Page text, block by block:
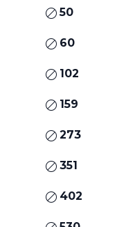
50
60
102
159
273
351
402